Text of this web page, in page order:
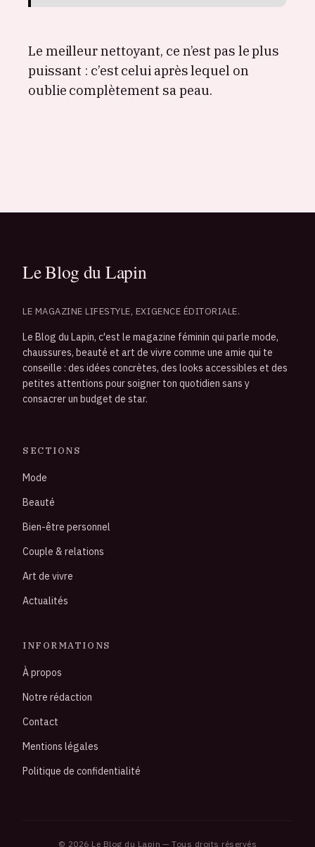
Le meilleur nettoyant, ce n’est pas le plus
puissant : c’est celui après lequel on
oublie complètement sa peau.
LE MAGAZINE LIFESTYLE, EXIGENCE ÉDITORIALE.
Le Blog du Lapin, c'est le magazine féminin qui parle mode,
chaussures, beauté et art de vivre comme une amie qui te
conseille : des idées concrètes, des looks accessibles et des
petites attentions pour soigner ton quotidien sans y
consacrer un budget de star.
SECTIONS
Mode
Beauté
Bien-être personnel
Couple & relations
Art de vivre
Actualités
INFORMATIONS
À propos
Notre rédaction
Contact
Mentions légales
Politique de confidentialité
© 2026 Le Blog du Lapin — Tous droits réservés